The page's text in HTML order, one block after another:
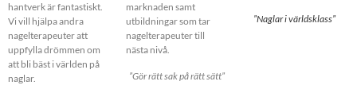
hantverk är fantastiskt.
Vi vill hjälpa andra
nagelterapeuter att
uppfylla drömmen om
att bli bäst i världen på
naglar.
marknaden samt
utbildningar som tar
nagelterapeuter till
nästa nivå.
”Gör rätt sak på rätt sätt”
”Naglar i världsklass”